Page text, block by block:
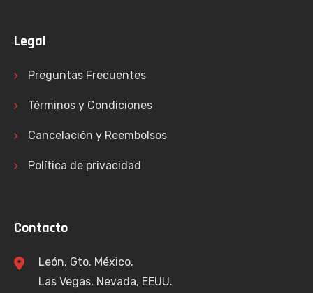
Legal
Preguntas Frecuentes
Términos y Condiciones
Cancelación y Reembolsos
Política de privacidad
Contacto
León, Gto. México.
Las Vegas, Nevada, EEUU.